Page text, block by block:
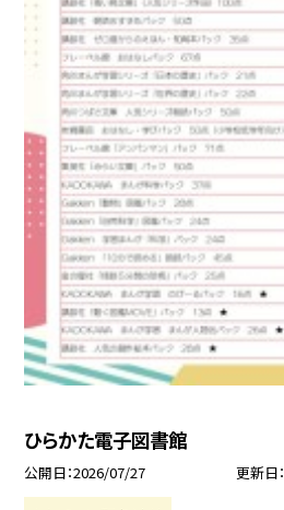
ひらかた電子図書館
公開日 2026/07/27 更新日